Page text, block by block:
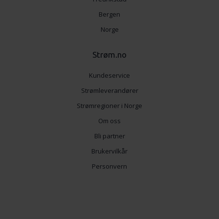
Bergen
Norge
Strøm.no
Kundeservice
Strømleverandører
Strømregioner i Norge
Om oss
Bli partner
Brukervilkår
Personvern